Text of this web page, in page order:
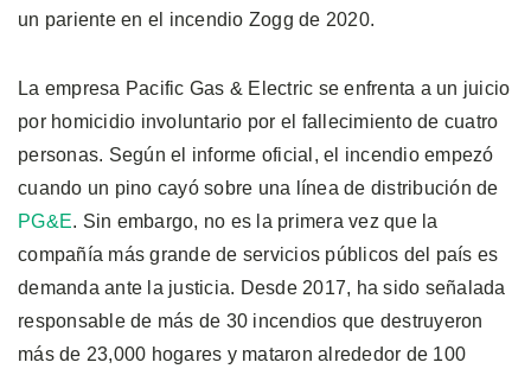
un pariente en el incendio Zogg de 2020.
La empresa Pacific Gas & Electric se enfrenta a un juicio
por homicidio involuntario por el fallecimiento de cuatro
personas. Según el informe oficial, el incendio empezó
cuando un pino cayó sobre una línea de distribución de
PG&E. Sin embargo, no es la primera vez que la
compañía más grande de servicios públicos del país es
demanda ante la justicia. Desde 2017, ha sido señalada
responsable de más de 30 incendios que destruyeron
más de 23,000 hogares y mataron alrededor de 100